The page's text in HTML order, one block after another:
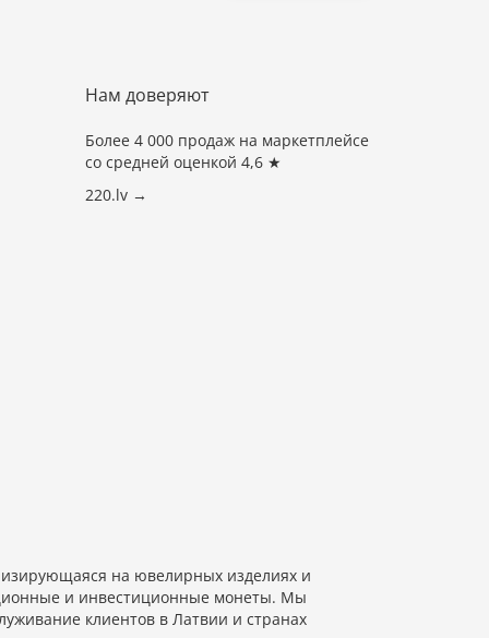
Нам доверяют
Более 4 000 продаж на маркетплейсе
со средней оценкой 4,6 ★
220.lv →
на ювелирных изделиях и
и инвестиционные монеты. Мы
клиентов в Латвии и странах